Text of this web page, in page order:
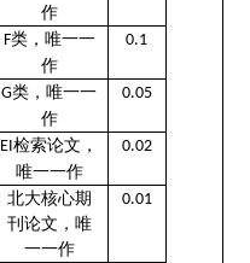
作
F类，唯一一
作
0.1
G类，唯一一
作
0.05
EI 检索论文，
唯一一作
0.02
北大核心期
刊论文，唯
一一作
0.01